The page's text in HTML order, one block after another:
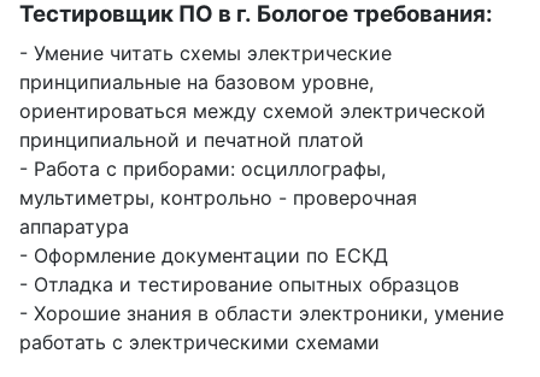
Тестировщик ПО в г. Бологое требования:
- Умение читать схемы электрические
принципиальные на базовом уровне,
ориентироваться между схемой электрической
принципиальной и печатной платой
- Работа с приборами: осциллографы,
мультиметры, контрольно - проверочная
аппаратура
- Оформление документации по ЕСКД
- Отладка и тестирование опытных образцов
- Хорошие знания в области электроники, умение
работать с электрическими схемами